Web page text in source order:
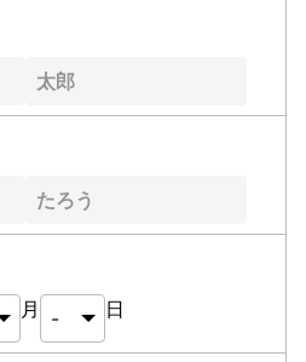
月 日